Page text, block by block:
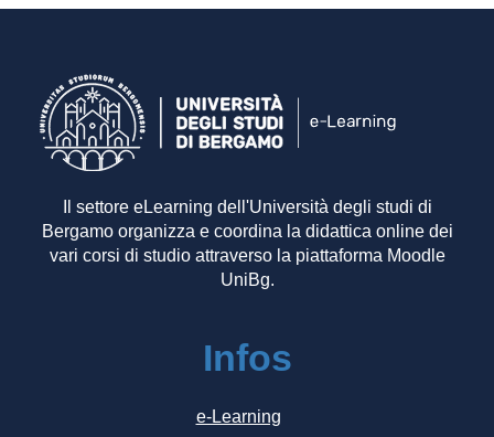
Il settore eLearning dell'Università degli studi di
Bergamo organizza e coordina la didattica online dei
vari corsi di studio attraverso la piattaforma Moodle
UniBg.
Infos
e-Learning